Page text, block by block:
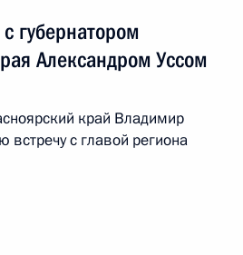
губернатором
Александром Уссом
край Владимир
встречу с главой региона